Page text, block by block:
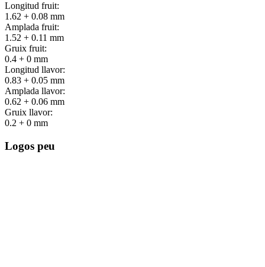
Longitud fruit:
1.62 + 0.08 mm
Amplada fruit:
1.52 + 0.11 mm
Gruix fruit:
0.4 + 0 mm
Longitud llavor:
0.83 + 0.05 mm
Amplada llavor:
0.62 + 0.06 mm
Gruix llavor:
0.2 + 0 mm
Logos peu